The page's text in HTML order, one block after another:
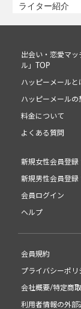
ライター紹介
出会い・恋愛マ
ル」TOP
ハッピーメールと
ハッピーメールの
料金について
よくある質問
新規女性会員登録
新規男性会員登録
会員ログイン
ヘルプ
会員規約
プライバシーポリ
会社概要/特定商
利用者情報の外部